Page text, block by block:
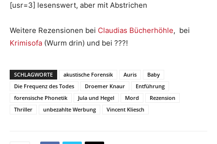
[usr=3] lesenswert, aber mit Abstrichen
Weitere Rezensionen bei Claudias Bücherhöhle, bei
Krimisofa (Wurm drin) und bei ???!
SCHLAGWORTE akustische Forensik Auris
Baby
Die Frequenz des Todes
Droemer Knaur
Entführung
forensische Phonetik
Jula und Hegel Mord
Rezension
Thriller
unbezahlte Werbung Vincent Kliesch